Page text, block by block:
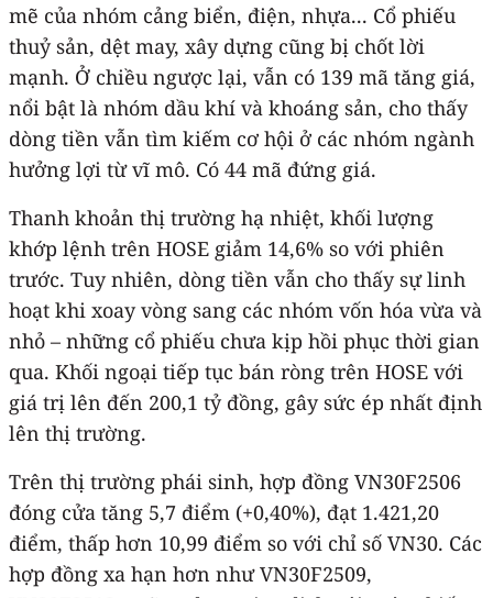
mẽ của nhóm cảng biển, điện, nhựa... Cổ phiếu
thuỷ sản, dệt may, xây dựng cũng bị chốt lời
mạnh. Ở chiều ngược lại, vẫn có 139 mã tăng giá,
nổi bật là nhóm dầu khí và khoáng sản, cho thấy
dòng tiền vẫn tìm kiếm cơ hội ở các nhóm ngành
hưởng lợi từ vĩ mô. Có 44 mã đứng giá.
Thanh khoản thị trường hạ nhiệt, khối lượng
khớp lệnh trên HOSE giảm 14,6% so với phiên
trước. Tuy nhiên, dòng tiền vẫn cho thấy sự linh
hoạt khi xoay vòng sang các nhóm vốn hóa vừa và
nhỏ – những cổ phiếu chưa kịp hồi phục thời gian
qua. Khối ngoại tiếp tục bán ròng trên HOSE với
giá trị lên đến 200,1 tỷ đồng, gây sức ép nhất định
lên thị trường.
Trên thị trường phái sinh, hợp đồng VN30F2506
đóng cửa tăng 5,7 điểm (+0,40%), đạt 1.421,20
điểm, thấp hơn 10,99 điểm so với chỉ số VN30. Các
hợp đồng xa hạn hơn như VN30F2509,